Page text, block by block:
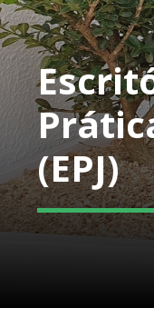
(EPJ)